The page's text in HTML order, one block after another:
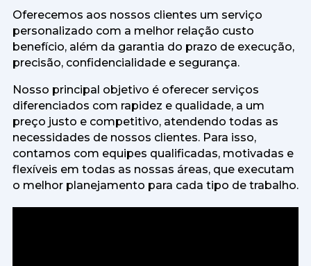
Oferecemos aos nossos clientes um serviço
personalizado com a melhor relação custo
benefício, além da garantia do prazo de execução,
precisão, confidencialidade e segurança.
Nosso principal objetivo é oferecer serviços
diferenciados com rapidez e qualidade, a um
preço justo e competitivo, atendendo todas as
necessidades de nossos clientes. Para isso,
contamos com equipes qualificadas, motivadas e
flexíveis em todas as nossas áreas, que executam
o melhor planejamento para cada tipo de trabalho.